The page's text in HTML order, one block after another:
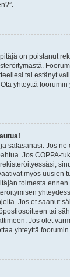
on poistanut
tai estänyt
yhteyttä
salasanasi. Jos ne
Jos COPPA-
myös uusien
toimesta
Jos et saanut
tai
Jos olet
yhteyttä